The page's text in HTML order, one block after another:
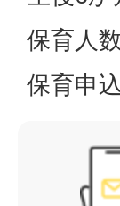
保育人
保育申